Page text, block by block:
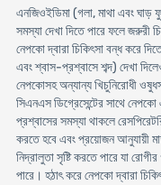
এনজিওইডিমা (গলা, মাথা এবং ঘাড়
সমস্যা দেখা দিতে পারে ফলে জরুরী
নেপকো দ্বারা চিকিৎসা বন্ধ করে
এবং শ্বাস-প্রশ্বাসে শব্দ) দেখা
নেপকোসহ অন্যান্য খিচুনিরোধী
সিএনএস ডিগ্রেসেন্টের সাথে
প্রশ্বাসের সমস্যা থাকলে
করতে হবে এবং প্রয়োজন আনুযায়ী
নিদ্রালুতা সৃষ্টি করতে পারে যা রোগীর
পারে। হঠাৎ করে নেপকো দ্বারা